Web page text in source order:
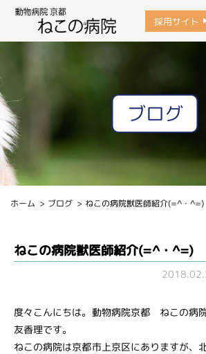
採用サイト
ブログ
ホーム ブログ ねこの病院獣医師紹介(=^・^=)
ねこの病院獣医師紹介(=^・^=)
度々こんにちは。動物病院京都 ねこの病
友香理です。
ねこの病院は京都市上京区にありますが、